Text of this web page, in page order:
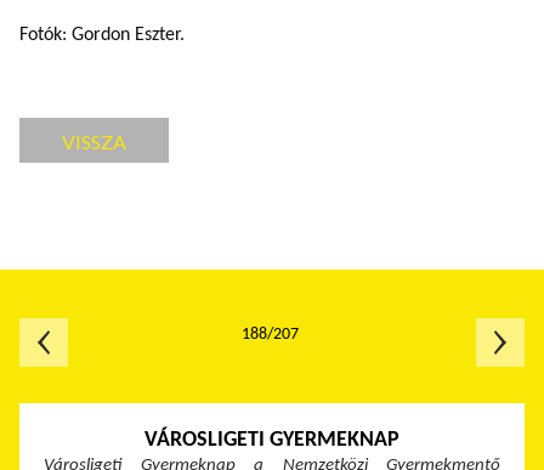
Fotók: Gordon Eszter.
VISSZA
VÁROSLIGETI GYERMEKNAP
Városligeti Gyermeknap a Nemzetközi Gyermekmentő
188/207